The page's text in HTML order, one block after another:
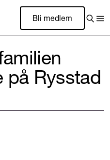
Bli medlem
på Rysstad